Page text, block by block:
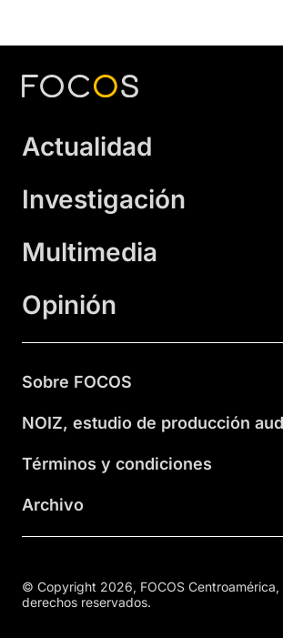
Actualidad
Investigación
Multimedia
Opinión
Sobre FOCOS
NOIZ, estudio de producción
Términos y condiciones
Archivo
© Copyright 2026, FOCOS Centroamérica,
derechos reservados.